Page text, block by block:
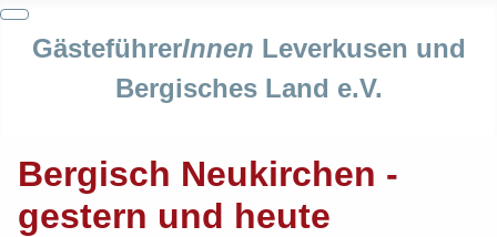
GästeführerInnen Leverkusen und
Bergisches Land e.V.
Bergisch Neukirchen -
gestern und heute